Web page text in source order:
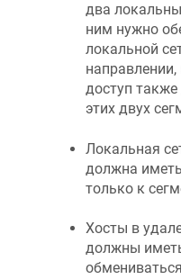
два
ним нужно
локальной
доступ
этих двух
Локальная
должна
только к
Хосты в
должны